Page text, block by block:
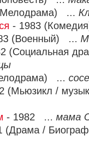
...
- 1983
(Военный) ...
(Социальная
...
(Мьюзикл /
- 1982 ... мама
(Драма /